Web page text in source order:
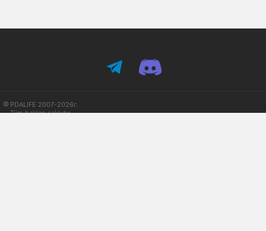
PDALIFE 2007-2026г.
Tüm hakları saklıdır.